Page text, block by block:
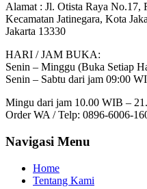
Alamat : Jl. Otista Raya No.17,
Kecamatan Jatinegara, Kota
Jakarta 13330
HARI / JAM BUKA:
Senin – Minggu (Buka Setiap
Senin – Sabtu dari jam 09:00
Mingu dari jam 10.00 WIB –
Order WA / Telp: 0896-6006-
Navigasi Menu
Home
Tentang Kami